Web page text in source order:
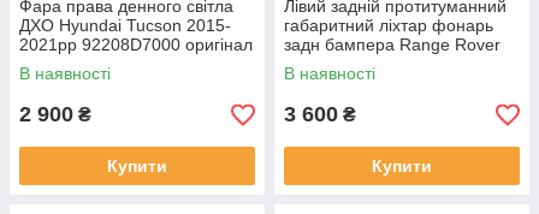
Фара права денного світла
ДХО Hyundai Tucson 2015-
2021рр 92208D7000 оригінал
бв відсутнє одне кріплення,
повністю робоча
В наявності
2 900 ₴
Купити
Лівий задній протитуманний
габаритний ліхтар фонарь
задн бампера Range Rover
L460 від 2021-рр LR152299
оригінал бв повністю р
В наявності
3 600 ₴
Купити